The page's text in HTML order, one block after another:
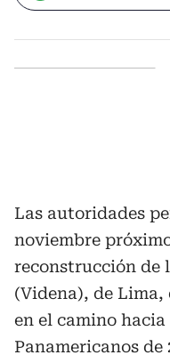
Las autoridades
noviembre
reconstrucción de
(Videna), de Lima,
en el camino
Panamericanos